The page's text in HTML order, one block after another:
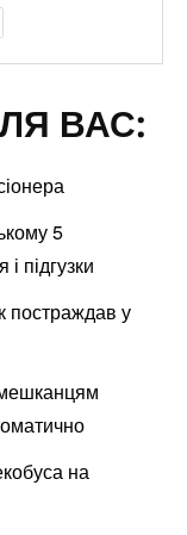
ВАС:
5
підгузки
постраждав у
на